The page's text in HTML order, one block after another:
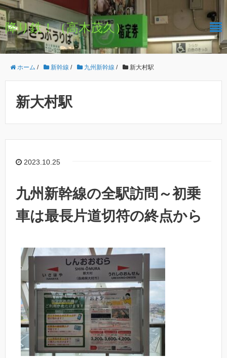
降り鉄！（高木茂久）
ホーム / 新幹線 / 九州新幹線 / 新大村駅
新大村駅
2023.10.25
九州新幹線の全駅訪問～初乗
車は最長片道切符の終点から